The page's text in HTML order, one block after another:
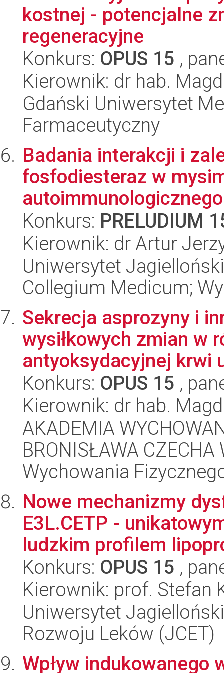
kostnej - potencjalne
regeneracyjne
Konkurs: OPUS 15 ,
Kierownik: dr hab.
Gdański Uniwersytet
Farmaceutyczny
Badania interakcji i
fosfodiesteraz w
Konkurs: PRELUDIUM
Kierownik: dr Artur
Uniwersytet
Collegium Medicum;
Sekrecja asprozyny i
wysiłkowych zmian w
antyoksydacyjnej krwi
Konkurs: OPUS 15 ,
Kierownik: dr hab.
AKADEMIA
BRONISŁAWA CZECHA
Wychowania
Nowe mechanizmy
E3L.CETP -
ludzkim profilem
Konkurs: OPUS 15 ,
Kierownik: prof. Stefan
Uniwersytet
Rozwoju Leków (JCET)
Wpływ indukowanego